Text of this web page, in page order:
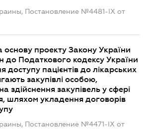
Постановление №4481-IX от
основу проекту Закону України
до Податкового кодексу України
пацієнтів до лікарських
закупівлі особою,
здійснення закупівель у сфері
шляхом укладення договорів
Постановление №4471-IX от